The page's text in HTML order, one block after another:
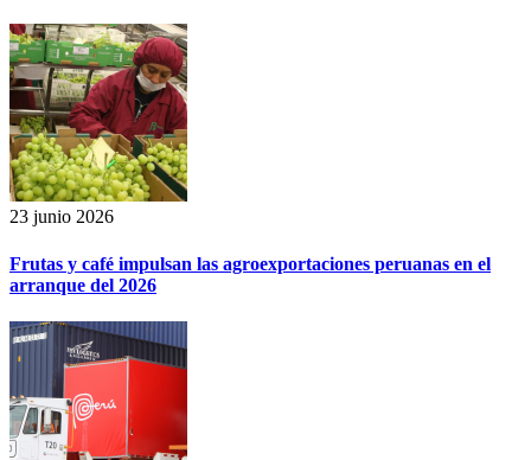
23 junio 2026
Frutas y café impulsan las agroexportaciones peruanas en el
arranque del 2026